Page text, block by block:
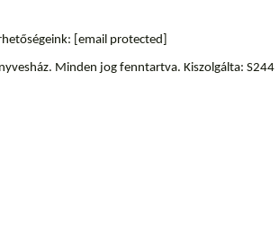
[email protected]
Minden jog fenntartva. Kiszolgálta: S244